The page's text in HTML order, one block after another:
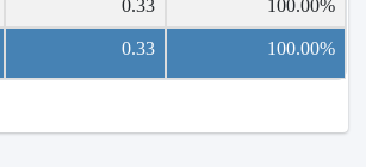
0.33 100.00%
0.33 100.00%